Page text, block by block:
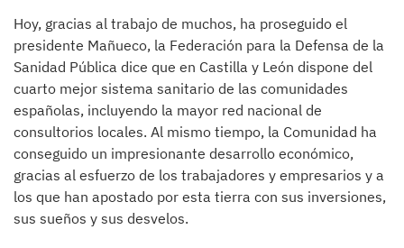
Hoy, gracias al trabajo de muchos, ha proseguido el
presidente Mañueco, la Federación para la Defensa de la
Sanidad Pública dice que en Castilla y León dispone del
cuarto mejor sistema sanitario de las comunidades
españolas, incluyendo la mayor red nacional de
consultorios locales. Al mismo tiempo, la Comunidad ha
conseguido un impresionante desarrollo económico,
gracias al esfuerzo de los trabajadores y empresarios y a
los que han apostado por esta tierra con sus inversiones,
sus sueños y sus desvelos.